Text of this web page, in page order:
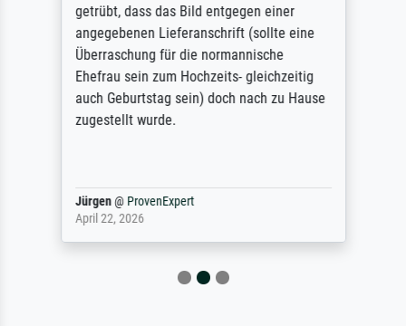
getrübt, dass das Bild entgegen einer
angegebenen Lieferanschrift (sollte eine
Überraschung für die normannische
Ehefrau sein zum Hochzeits- gleichzeitig
auch Geburtstag sein) doch nach zu Hause
zugestellt wurde.
Jürgen@ ProvenExpert
April 22, 2026